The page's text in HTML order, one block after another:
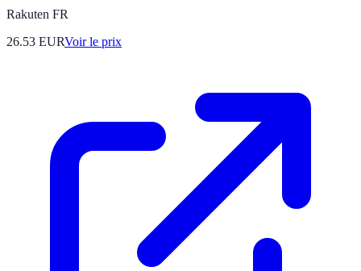
Rakuten FR
26.53 EURVoir le prix